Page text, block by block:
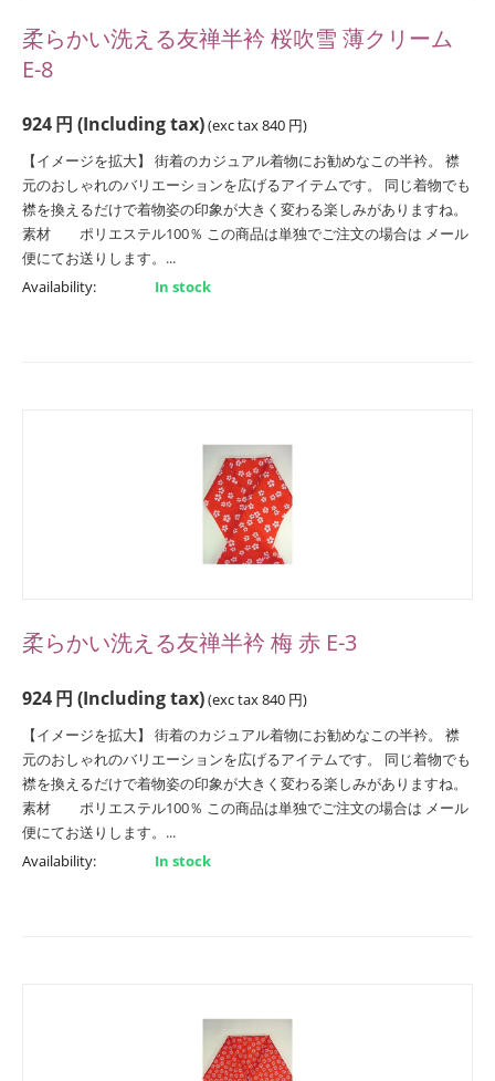
柔らかい洗える友禅半衿 桜吹雪 薄クリーム
E-8
924円 (Including tax)(exc tax840 円)
【イメージを拡大】 街着のカジュアル着物にお勧めなこの半衿。 襟
元のおしゃれのバリエーションを広げるアイテムです。 同じ着物でも
襟を換えるだけで着物姿の印象が大きく変わる楽しみがありますね。
素材 ポリエステル100％ この商品は単独でご注文の場合は メール
便にてお送りします。...
Availability:
In stock
柔らかい洗える友禅半衿 梅 赤 E-3
924円 (Including tax)(exc tax840 円)
【イメージを拡大】 街着のカジュアル着物にお勧めなこの半衿。 襟
元のおしゃれのバリエーションを広げるアイテムです。 同じ着物でも
襟を換えるだけで着物姿の印象が大きく変わる楽しみがありますね。
素材 ポリエステル100％ この商品は単独でご注文の場合は メール
便にてお送りします。...
Availability:
In stock